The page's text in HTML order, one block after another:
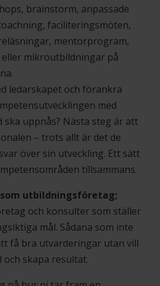
brainstorm, anpassade
faciliteringsmöten,
mentorprogram,
mikroutbildningar på
ledarskapet och förankra
med
ska uppnås? Nästa steg är att
– trots allt är det de
över sin utveckling. Ett sätt
tillsammans.
utbildningsföretag;
och konsulter som ställer
mål. Sådana som inte
få bra utvärderingar utan vill
och skapa resultat.